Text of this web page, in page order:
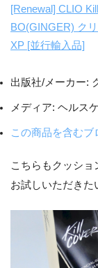
[Renewal] CLIO
BO(GINGER) ク
XP [並行輸入品]
出版社/メーカー:
メディア: ヘルス
この商品を含むブ
こちらもクッショ
お試しいただきた